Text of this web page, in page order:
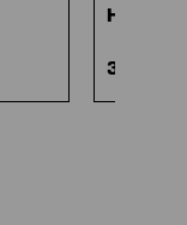
HBW
33,00